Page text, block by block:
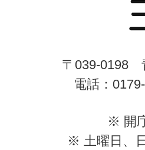
〒039-0198
電話：
※ 開
※ 土曜日、